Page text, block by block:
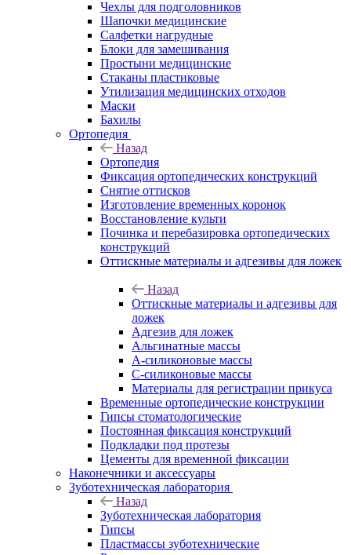
Чехлы для подголовников
Шапочки медицинские
Салфетки нагрудные
Блоки для замешивания
Простыни медицинские
Стаканы пластиковые
Утилизация медицинских отходов
Маски
Бахилы
Ортопедия
Назад
Ортопедия
Фиксация ортопедических конструкций
Снятие оттисков
Изготовление временных коронок
Восстановление культи
Починка и перебазировка ортопедических
конструкций
Оттискные материалы и адгезивы для ложек
Назад
Оттискные материалы и адгезивы для
ложек
Адгезив для ложек
Альгинатные массы
А-силиконовые массы
С-силиконовые массы
Материалы для регистрации прикуса
Временные ортопедические конструкции
Гипсы стоматологические
Постоянная фиксация конструкций
Подкладки под протезы
Цементы для временной фиксации
Наконечники и аксессуары
Зуботехническая лаборатория
Назад
Зуботехническая лаборатория
Гипсы
Пластмассы зуботехнические